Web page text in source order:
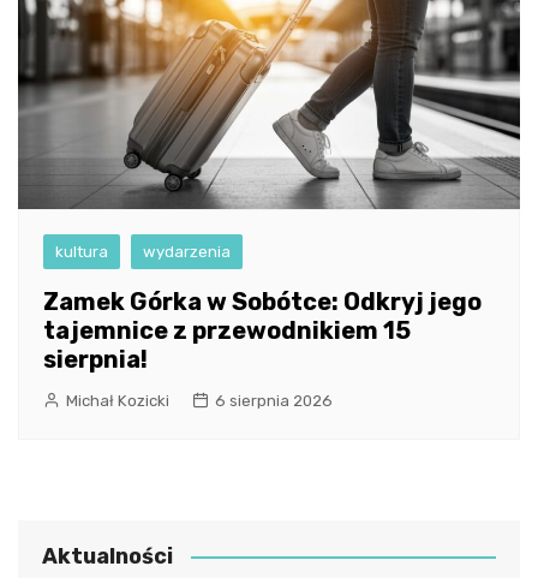
kultura wydarzenia
Zamek Górka w Sobótce: Odkryj jego
tajemnice z przewodnikiem 15
sierpnia!
Michał Kozicki 6 sierpnia 2026
Aktualności